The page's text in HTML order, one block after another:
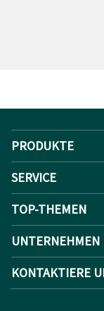
PRODUKTE
SERVICE
TOP-THEMEN
UNTERNEHMEN
KONTAKTIERE